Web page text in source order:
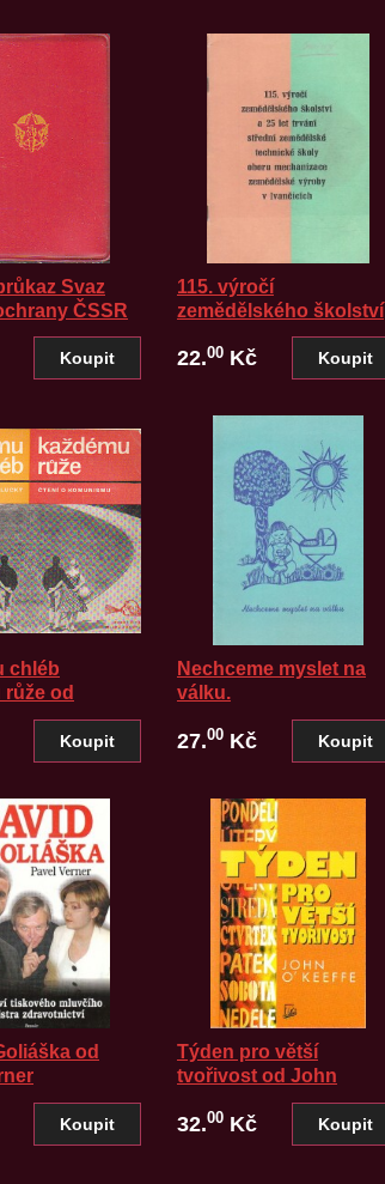
Svaz
ČSSR
115. výročí
zemědělského školství
22.00Kč
chléb
růže od
Selucký.
Nechceme myslet na
válku.
27.00Kč
od
Týden pro větší
tvořivost od John
32.00Kč